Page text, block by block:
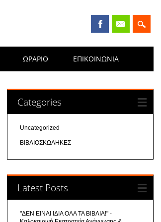
ΩΡΑΡΙΟ ΕΠΙΚΟΙΝΩΝΊΑ
Categories
Uncategorized
ΒΙΒΛΙΟΣΚΩΛΗΚΕΣ
Latest Posts
"ΔΕΝ ΕΙΝΑΙ ΙΔΙΑ ΟΛΑ ΤΑ ΒΙΒΛΙΑ!" -